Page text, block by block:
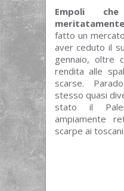
Empoli
meritatamente
fatto un
aver ceduto il
gennaio, oltre
rendita alle
scarse.
stesso quasi
stato il
ampiamente
scarpe ai toscani.